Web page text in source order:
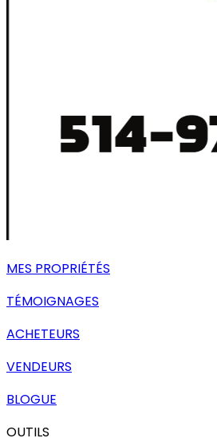
MES PROPRIÉTÉS
TÉMOIGNAGES
ACHETEURS
VENDEURS
BLOGUE
OUTILS